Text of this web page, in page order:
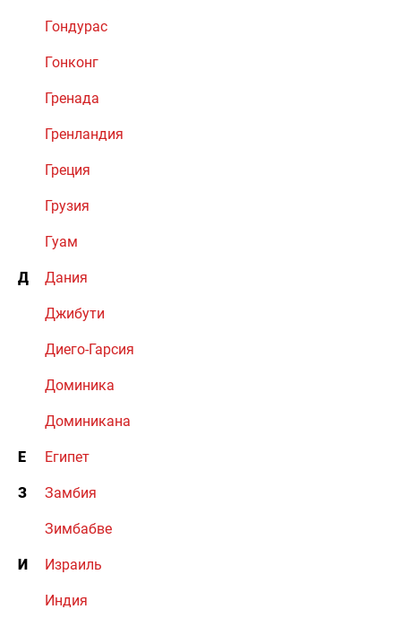
Гондурас
Гонконг
Гренада
Гренландия
Греция
Грузия
Гуам
Д Дания
Джибути
Диего-Гарсия
Доминика
Доминикана
Е Египет
З Замбия
Зимбабве
И Израиль
Индия